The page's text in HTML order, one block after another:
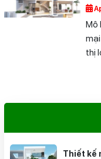
giải
lâu
Mô
thị
Thiết kế